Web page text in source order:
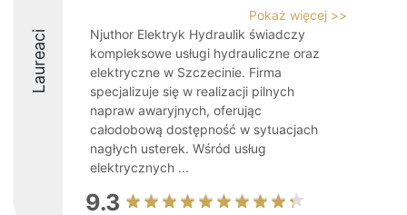
Laureaci
Pokaż więcej >>
Njuthor Elektryk Hydraulik świadczy
kompleksowe usługi hydrauliczne oraz
elektryczne w Szczecinie. Firma
specjalizuje się w realizacji pilnych
napraw awaryjnych, oferując
całodobową dostępność w sytuacjach
nagłych usterek. Wśród usług
elektrycznych ...
9.3